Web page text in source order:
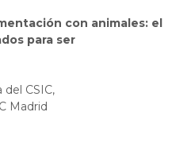
con animales: el
para ser
CSIC,
Madrid